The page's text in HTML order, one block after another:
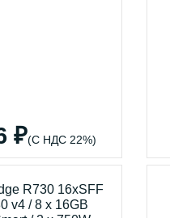
₽(С НДС 22%)
R730 16xSFF
v4 / 8 x 16GB